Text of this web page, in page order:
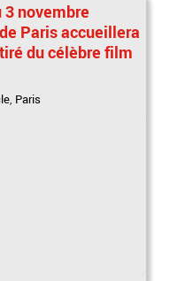
3 novembre
Paris accueillera
du célèbre film
, Paris